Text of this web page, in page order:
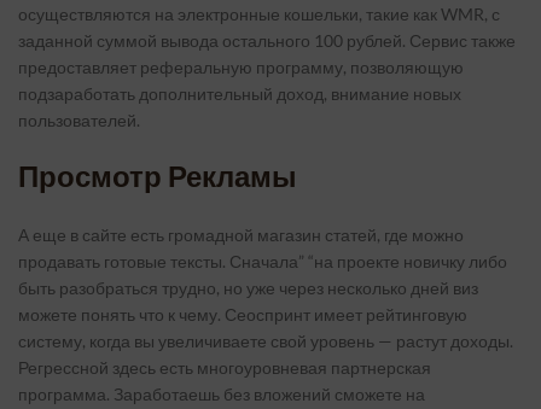
осуществляются на электронные кошельки, такие как WMR, с
заданной суммой вывода остального 100 рублей. Сервис также
предоставляет реферальную программу, позволяющую
подзаработать дополнительный доход, внимание новых
пользователей.
Просмотр Рекламы
А еще в сайте есть громадной магазин статей, где можно
продавать готовые тексты. Сначала” “на проекте новичку либо
быть разобраться трудно, но уже через несколько дней виз
можете понять что к чему. Сеоспринт имеет рейтинговую
систему, когда вы увеличиваете свой уровень — растут доходы.
Регрессной здесь есть многоуровневая партнерская
программа. Заработаешь без вложений сможете на